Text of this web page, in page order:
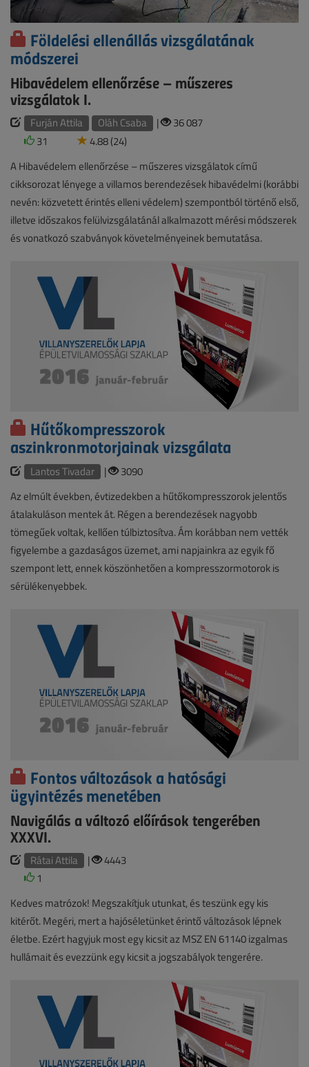
Földelési ellenállás vizsgálatának
módszerei
Hibavédelem ellenőrzése – műszeres
vizsgálatok I.
Furján Attila Oláh Csaba |
36 087
31
4.88 (24)
A Hibavédelem ellenőrzése – műszeres vizsgálatok című
cikksorozat lényege a villamos berendezések hibavédelmi (korábbi
nevén: közvetett érintés elleni védelem) szempontból történő első,
illetve időszakos felülvizsgálatánál alkalmazott mérési módszerek
és vonatkozó szabványok követelményeinek bemutatása.
Hűtőkompresszorok
aszinkronmotorjainak vizsgálata
Lantos Tivadar |
3090
Az elmúlt években, évtizedekben a hűtőkompresszorok jelentős
átalakuláson mentek át. Régen a berendezések nagyobb
tömegűek voltak, kellően túlbiztosítva. Ám korábban nem vették
figyelembe a gazdaságos üzemet, ami napjainkra az egyik fő
szempont lett, ennek köszönhetően a kompresszormotorok is
sérülékenyebbek.
Fontos változások a hatósági
ügyintézés menetében
Navigálás a változó előírások tengerében
XXXVI.
Rátai Attila |
4443
1
Kedves matrózok! Megszakítjuk utunkat, és teszünk egy kis
kitérőt. Megéri, mert a hajóséletünket érintő változások lépnek
életbe. Ezért hagyjuk most egy kicsit az MSZ EN 61140 izgalmas
hullámait és evezzünk egy kicsit a jogszabályok tengerére.